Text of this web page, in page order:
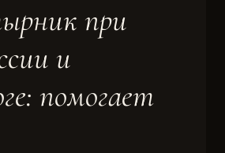
при
и
помогает